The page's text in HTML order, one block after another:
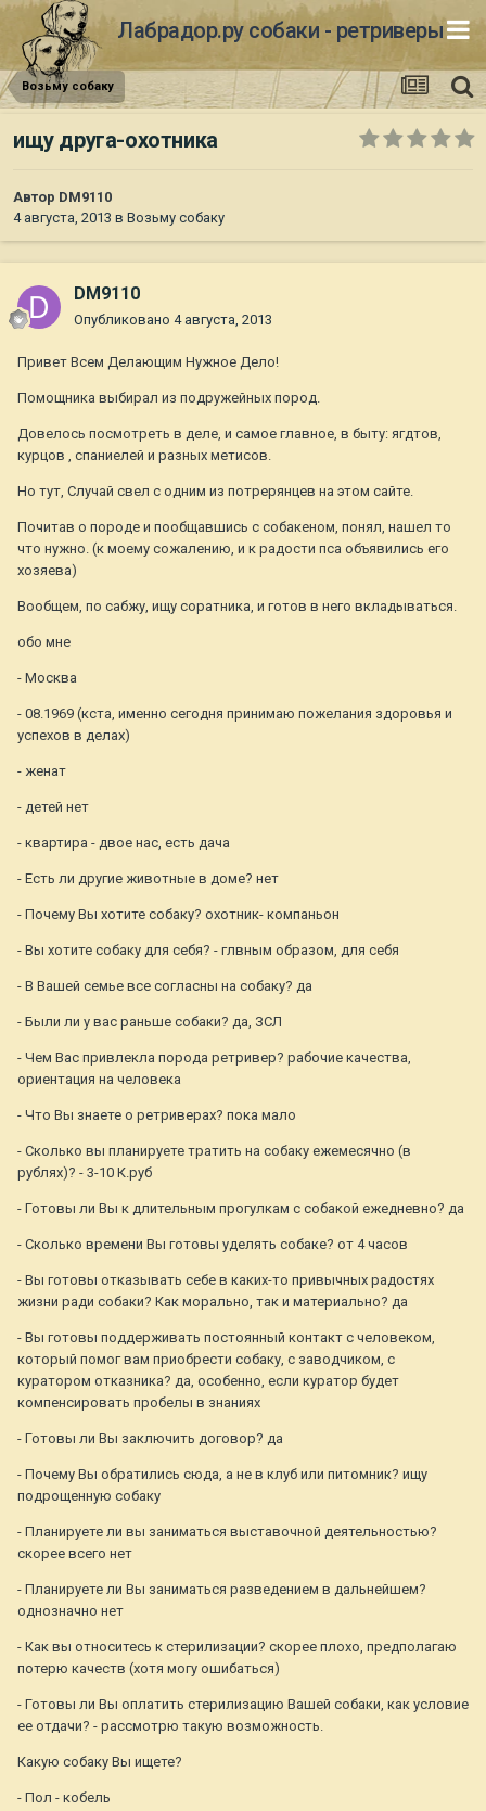
Лабрадор.ру собаки - ретриверы
Возьму собаку
ищу друга-охотника
Автор DM9110
4 августа, 2013 в Возьму собаку
DM9110
Опубликовано 4 августа, 2013
Привет Всем Делающим Нужное Дело!
Помощника выбирал из подружейных пород.
Довелось посмотреть в деле, и самое главное, в быту: ягдтов,
курцов , спаниелей и разных метисов.
Но тут, Случай свел с одним из потрерянцев на этом сайте.
Почитав о породе и пообщавшись с собакеном, понял, нашел то
что нужно. (к моему сожалению, и к радости пса объявились его
хозяева)
Вообщем, по сабжу, ищу соратника, и готов в него вкладываться.
обо мне
- Москва
- 08.1969 (кста, именно сегодня принимаю пожелания здоровья и
успехов в делах)
- женат
- детей нет
- квартира - двое нас, есть дача
- Есть ли другие животные в доме? нет
- Почему Вы хотите собаку? охотник- компаньон
- Вы хотите собаку для себя? - глвным образом, для себя
- В Вашей семье все согласны на собаку? да
- Были ли у вас раньше собаки? да, ЗСЛ
- Чем Вас привлекла порода ретривер? рабочие качества,
ориентация на человека
- Что Вы знаете о ретриверах? пока мало
- Сколько вы планируете тратить на собаку ежемесячно (в
рублях)? - 3-10 К.руб
- Готовы ли Вы к длительным прогулкам с собакой ежедневно? да
- Сколько времени Вы готовы уделять собаке? от 4 часов
- Вы готовы отказывать себе в каких-то привычных радостях
жизни ради собаки? Как морально, так и материально? да
- Вы готовы поддерживать постоянный контакт с человеком,
который помог вам приобрести собаку, с заводчиком, с
куратором отказника? да, особенно, если куратор будет
компенсировать пробелы в знаниях
- Готовы ли Вы заключить договор? да
- Почему Вы обратились сюда, а не в клуб или питомник? ищу
подрощенную собаку
- Планируете ли вы заниматься выставочной деятельностью?
скорее всего нет
- Планируете ли Вы заниматься разведением в дальнейшем?
однозначно нет
- Как вы относитесь к стерилизации? скорее плохо, предполагаю
потерю качеств (хотя могу ошибаться)
- Готовы ли Вы оплатить стерилизацию Вашей собаки, как условие
ее отдачи? - рассмотрю такую возможность.
Какую собаку Вы ищете?
- Пол - кобель